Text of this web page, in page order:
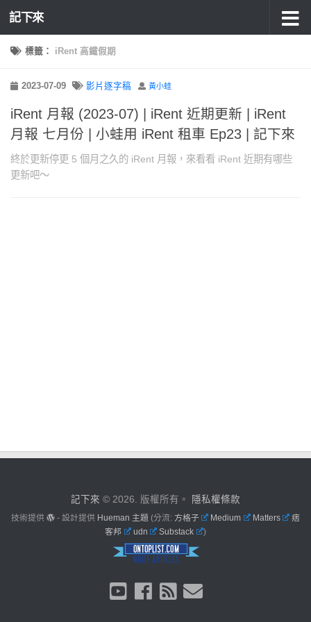
記下來
標籤： iRent 高鐵假期
2023-07-09 影片逐字稿 黃小蛙
iRent 月報 (2023-07) | iRent 近期更新 | iRent
月報 七月份 | 小蛙用 iRent 租車 Ep23 | 記下來
終於更新停更 5 個月之久的 iRent 月報，來看看 iRent 近期有哪些
更新吧～
記下來 © 2026. 版權所有。 隱私權條款
技術提供 - 設計提供 Hueman 主題 (分流: 方格子 Medium Matters
痞
客邦
udn Substack )